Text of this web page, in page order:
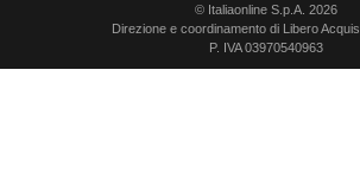
© Italiaonline S.p.A. 2026
Direzione e coordinamento di Libero
P. IVA 03970540963